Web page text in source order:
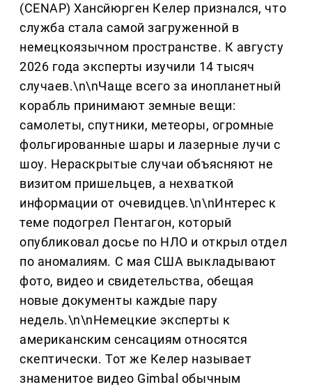
(CENAP) Хансйюрген Келер признался, что
служба стала самой загруженной в
немецкоязычном пространстве. К августу
2026 года эксперты изучили 14 тысяч
случаев.\n\nЧаще всего за инопланетный
корабль принимают земные вещи:
самолеты, спутники, метеоры, огромные
фольгированные шары и лазерные лучи с
шоу. Нераскрытые случаи объясняют не
визитом пришельцев, а нехваткой
информации от очевидцев.\n\nИнтерес к
теме подогрел Пентагон, который
опубликовал досье по НЛО и открыл отдел
по аномалиям. С мая США выкладывают
фото, видео и свидетельства, обещая
новые документы каждые пару
недель.\n\nНемецкие эксперты к
американским сенсациям относятся
скептически. Тот же Келер называет
знаменитое видео Gimbal обычным